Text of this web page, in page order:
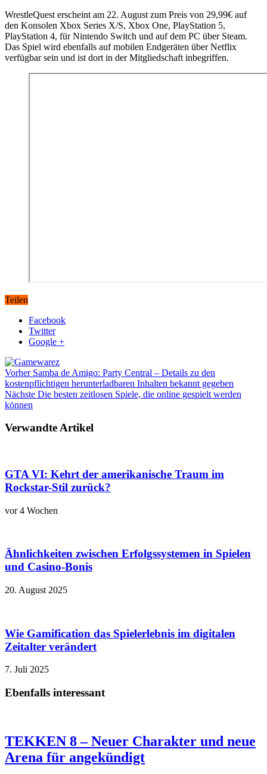
WrestleQuest erscheint am 22. August zum Preis von 29,99€ auf
den Konsolen Xbox Series X/S, Xbox One, PlayStation 5,
PlayStation 4, für Nintendo Switch und auf dem PC über Steam.
Das Spiel wird ebenfalls auf mobilen Endgeräten über Netflix
verfügbar sein und ist dort in der Mitgliedschaft inbegriffen.
Teilen
Facebook
Twitter
Google +
VorherSamba de Amigo: Party Central – Details zu den
kostenpflichtigen herunterladbaren Inhalten bekannt gegeben
Nächste Die besten zeitlosen Spiele, die online gespielt werden
können
Verwandte Artikel
GTA VI: Kehrt der amerikanische Traum im
Rockstar-Stil zurück?
vor 4 Wochen
Ähnlichkeiten zwischen Erfolgssystemen in Spielen
und Casino‑Bonis
20. August 2025
Wie Gamification das Spielerlebnis im digitalen
Zeitalter verändert
7. Juli 2025
Ebenfalls interessant
TEKKEN 8 – Neuer Charakter und neue
Arena für angekündigt